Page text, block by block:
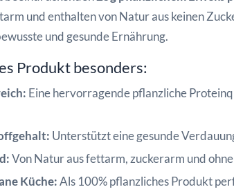
und enthalten von Natur aus keinen
und gesunde Ernährung.
Produkt besonders:
Eine hervorragende pflanzliche
Unterstützt eine gesunde
Von Natur aus fettarm, zuckerarm und
Küche:Als 100% pflanzliches Produkt